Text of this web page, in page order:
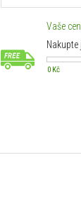
Vaše
Nakupte
0 Kč